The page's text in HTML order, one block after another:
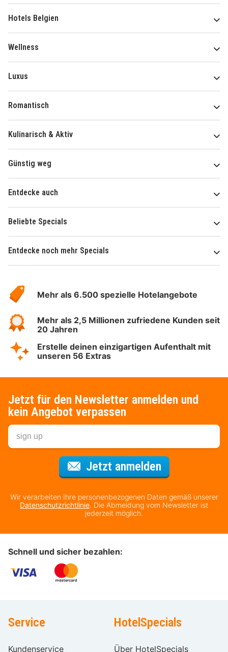
Hotels Belgien
Wellness
Luxus
Romantisch
Kulinarisch & Aktiv
Günstig weg
Entdecke auch
Beliebte Specials
Entdecke noch mehr Specials
Hotelspecials
Mehr als 6.500 spezielle Hotelangebote
Mehr als 2,5 Millionen zufriedene Kunden seit
20 Jahren
Erstelle deinen einzigartigen Aufenthalt mit
unseren 56 Extras
Jetzt für den Newsletter anmelden und
kein Angebot verpassen
Jetzt anmeldenFür den
Wir verarbeiten Ihre personenbezogenen Daten gemäß unserer
Datenschutzrichtlinie. Die Abmeldung vom Newsletter ist
jederzeit möglich.
Schnell und sicher bezahlen:
Service
Kundenservice
HotelSpecials
Über HotelSpecials